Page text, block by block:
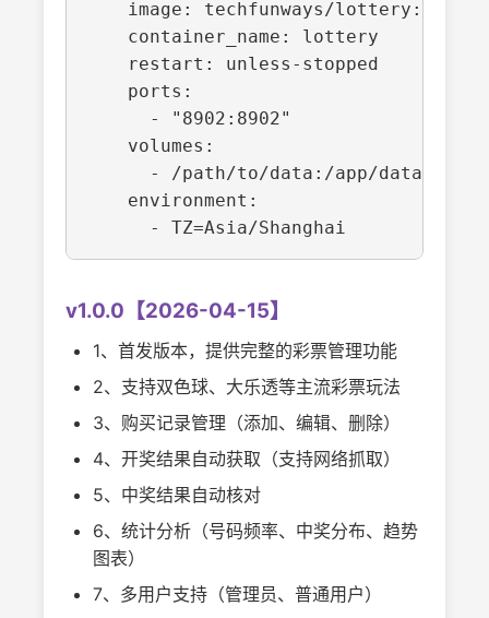
    image: techfunways/lottery:v1.1.0
    container_name: lottery
    restart: unless-stopped
    ports:
      - "8902:8902"
    volumes:
      - /path/to/data:/app/data
    environment:
v1.0.0【2026-04-15】
1、首发版本，提供完整的彩票管理功能
2、支持双色球、大乐透等主流彩票玩法
3、购买记录管理（添加、编辑、删除）
4、开奖结果自动获取（支持网络抓取）
5、中奖结果自动核对
6、统计分析（号码频率、中奖分布、趋势
图表）
7、多用户支持（管理员、普通用户）